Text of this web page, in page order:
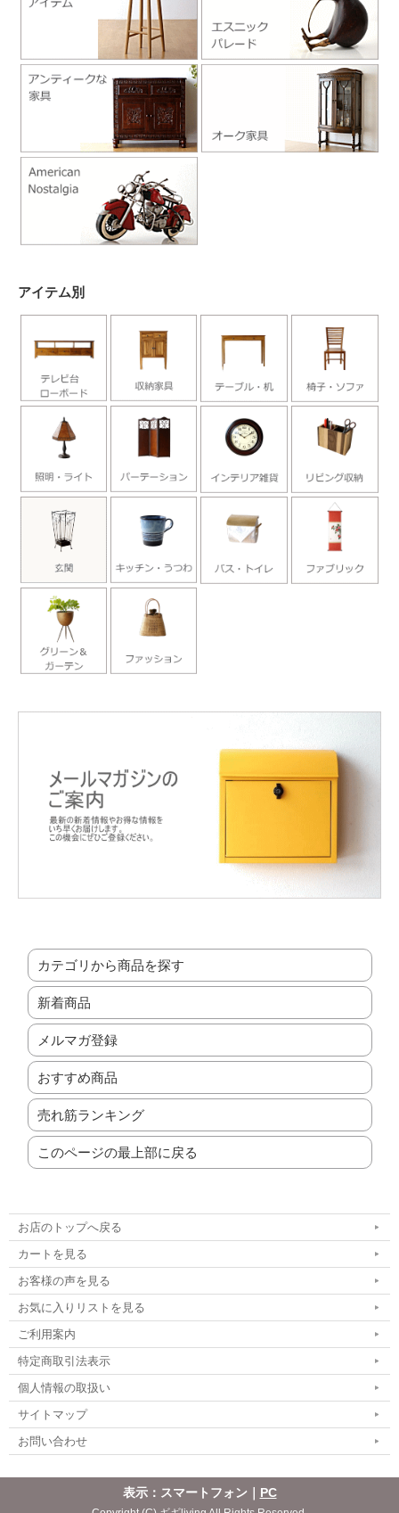
アイテム別
カテゴリから商品を探す
新着商品
メルマガ登録
おすすめ商品
売れ筋ランキング
このページの最上部に戻る
お店のトップへ戻る
カートを見る
お客様の声を見る
お気に入りリストを見る
ご利用案内
特定商取引法表示
個人情報の取扱い
サイトマップ
お問い合わせ
表示：スマートフォン｜ PC